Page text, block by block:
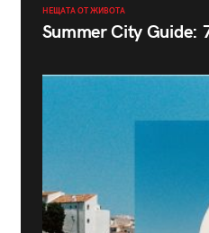
НЕЩАТА ОТ ЖИВОТА
Summer City Guide: